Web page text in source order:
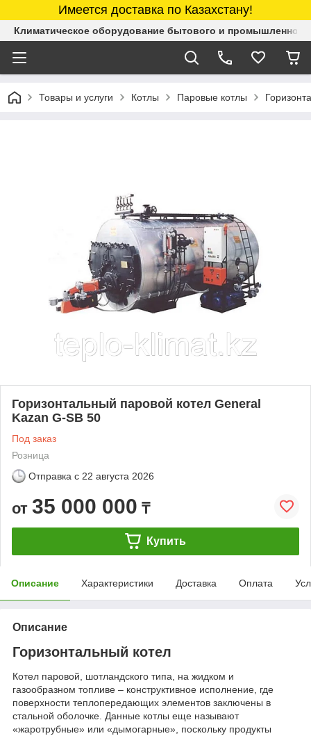
Имеется доставка по Казахстану!
Климатическое оборудование бытового и промышленного
Товары и услуги Котлы Паровые котлы
Горизонтальный паровой котел General
Kazan G-SB 50
Под заказ
Розница
Отправка с 22 августа 2026
от 35 000 000 ₸
Купить
Описание Характеристики Доставка Оплата
Описание
Горизонтальный котел
Котел паровой, шотландского типа, на жидком и
газообразном топливе – конструктивное исполнение, где
поверхности теплопередающих элементов заключены в
стальной оболочке. Данные котлы еще называют
«жаротрубные» или «дымогарные», поскольку продукты